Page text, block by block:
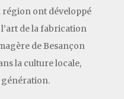
région ont développé
de la fabrication
de Besançon
la culture locale,